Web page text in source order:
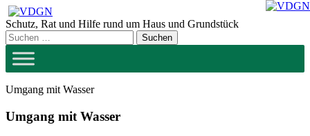
Zum
Inhalt
springen
Schutz, Rat und Hilfe rund um Haus und Grundstück
Umgang mit Wasser
Umgang mit Wasser